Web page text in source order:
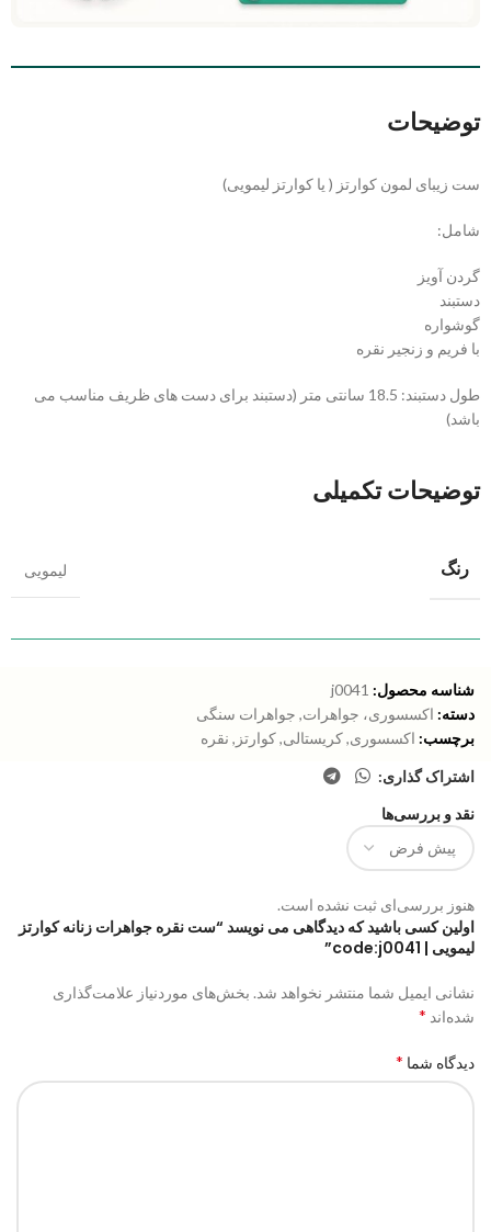
توضیحات
ست زیبای لمون کوارتز ( یا کوارتز لیمویی)
شامل:
گردن آویز
دستبند
گوشواره
با فریم و زنجیر نقره
طول دستبند: 18.5 سانتی متر (دستبند برای دست های ظریف مناسب می
باشد)
توضیحات تکمیلی
رنگ لیمویی
شناسه محصول: j0041
دسته: اکسسوری، جواهرات, جواهرات سنگی
برچسب: اکسسوری,کریستالی,کوارتز , نقره
اشتراک گذاری:
نقد و بررسی‌ها
هنوز بررسی‌ای ثبت نشده است.
اولین کسی باشید که دیدگاهی می نویسد “ست نقره جواهرات زنانه کوارتز
لیمویی | code:j0041”
نشانی ایمیل شما منتشر نخواهد شد. بخش‌های موردنیاز علامت‌گذاری
شده‌اند *
دیدگاه شما *